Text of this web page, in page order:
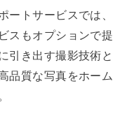
ートサービスでは、
スもオプションで提
引き出す撮影技術と
品質な写真をホーム